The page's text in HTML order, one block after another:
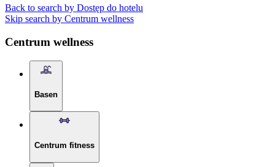
Back to search by Dostęp do hotelu
Skip search by Centrum wellness
Centrum wellness
Basen
Centrum fitness